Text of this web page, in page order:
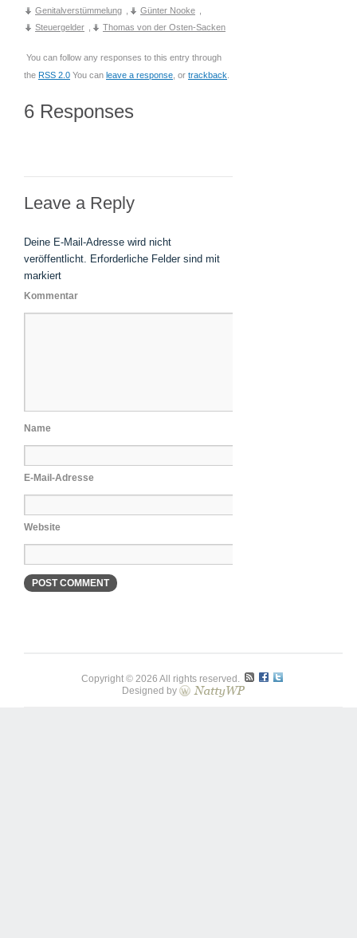
Genitalverstümmelung
Günter Nooke
Steuergelder
Thomas von der Osten-Sacken
You can follow any responses to this entry through
the RSS 2.0 You can leave a response , or trackback
6 Responses
Leave a Reply
Deine E-Mail-Adresse wird nicht
veröffentlicht. Erforderliche Felder sind mit
markiert
Kommentar
Name
E-Mail-Adresse
Website
Copyright © 2026 All rights reserved.
Designed by